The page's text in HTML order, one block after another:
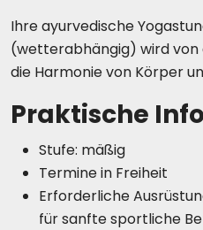
Ihre ayurvedische
(wetterabhängig) wird
die Harmonie von Körper
Praktische
Stufe: mäßig
Termine in Freiheit
Erforderliche
für sanfte sportliche